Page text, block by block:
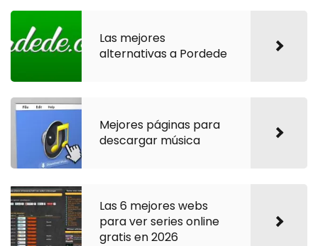
Las mejores
alternativas a Pordede
Mejores páginas para
descargar música
Las 6 mejores webs
para ver series online
gratis en 2026